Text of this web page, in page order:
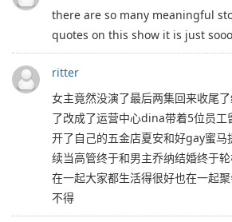
there are so many meaningful
quotes on this show it is just
ritter
女主竟然没演了最后两集回来收尾
了改成了运营中心dina带着5位员
开了自己的五金店夏安和好gay蜜
续当高管终于和男主乔纳结婚终于
在一起大家都生活得很好也在一起
不得